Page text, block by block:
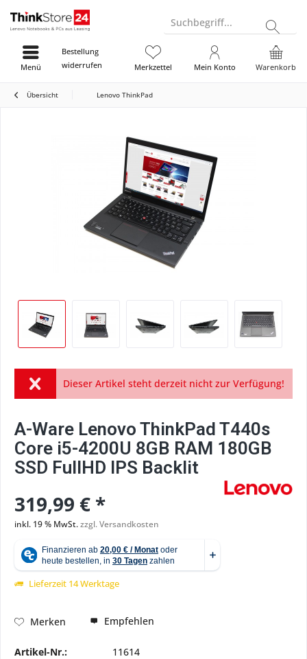
Suchbegriff...
Bestellung
widerrufen
Warenkorb
Merkzettel Mein Konto
Menü
Übersicht Lenovo ThinkPad
Dieser Artikel steht derzeit nicht zur Verfügung!
A-Ware Lenovo ThinkPad T440s
Core i5-4200U 8GB RAM 180GB
SSD FullHD IPS Backlit
319,99 € *
inkl. 19 % MwSt.zzgl. Versandkosten
Lieferzeit 14 Werktage
Merken Empfehlen
Artikel-Nr.:
11614